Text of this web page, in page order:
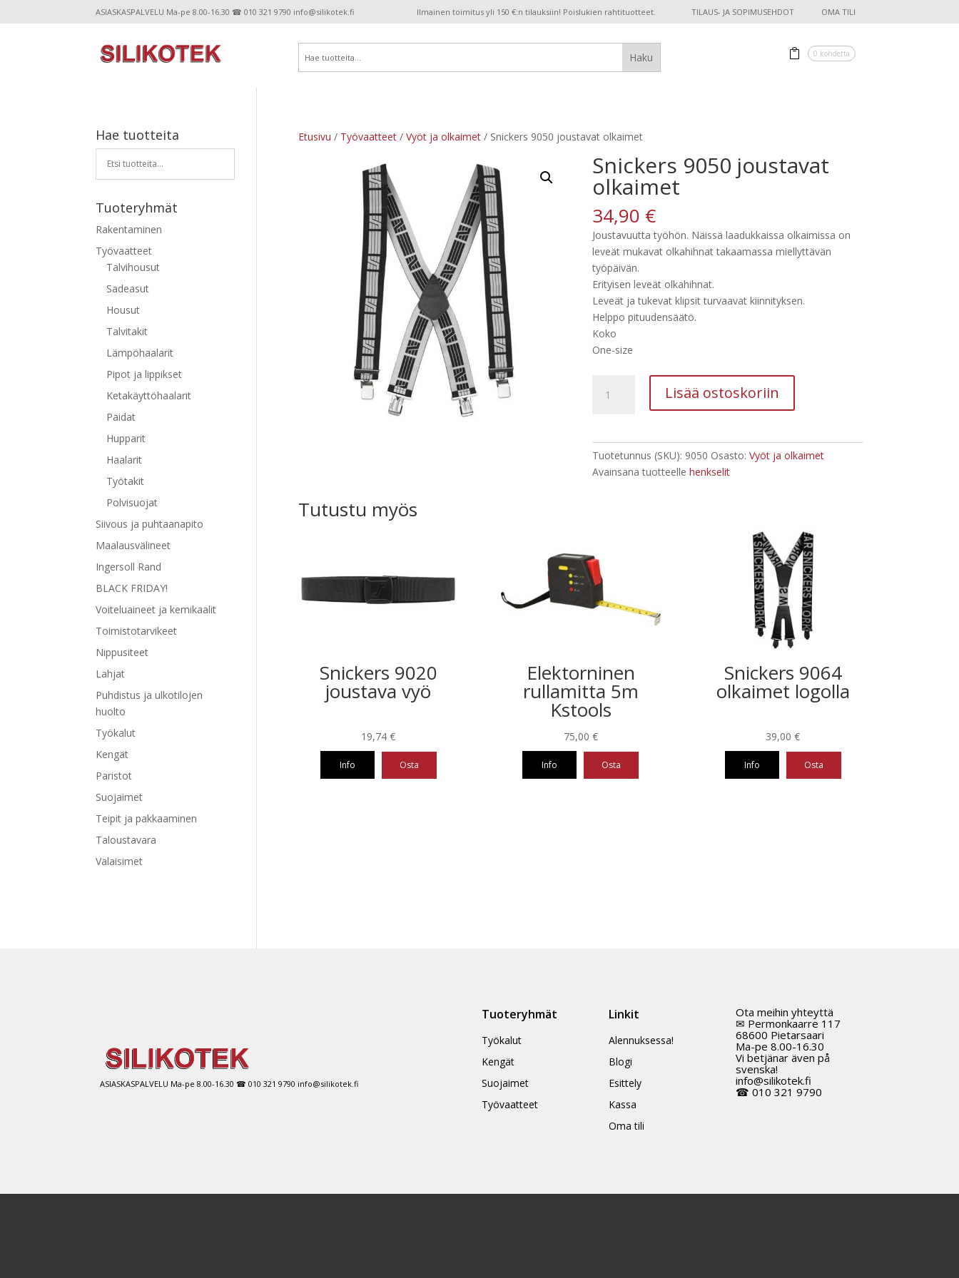
ASIASKASPALVELU Ma-pe 8.00-16.30 ☎ 010 321 9790 info@silikotek.fi Ilmainen toimitus yli 150 €:n tilauksiin! Poislukien rahtituotteet. TILAUS- JA SOPIMUSEHDOT OMA TILI
0 kohdetta
Etusivu / Työvaatteet/ Vyöt ja olkaimet/ Snickers 9050 joustavat olkaimet
Snickers 9050 joustavat
olkaimet
34,90 €
Joustavuutta työhön. Näissä laadukkaissa olkaimissa on
leveät mukavat olkahihnat takaamassa miellyttävän
työpäivän.
Erityisen leveät olkahihnat.
Leveät ja tukevat klipsit turvaavat kiinnityksen.
Helppo pituudensäätö.
Koko
One-size
9050
Lisää ostoskoriin
Tuotetunnus (SKU): 9050 Osasto: Vyöt ja olkaimet
Avainsana tuotteelle henkselit
Tutustu myös
Snickers 9020
joustava vyö
19,74€
Info Osta
Elektorninen
rullamitta 5m
Kstools
75,00 €
Info Osta
Snickers 9064
olkaimet logolla
39,00€
Info Osta
Hae tuotteita
Tuoteryhmät
Rakentaminen
Työvaatteet
Talvihousut
Sadeasut
Housut
Talvitakit
Lämpöhaalarit
Pipot ja lippikset
Ketakäyttöhaalarit
Paidat
Hupparit
Haalarit
Työtakit
Polvisuojat
Siivous ja puhtaanapito
Maalausvälineet
Ingersoll Rand
BLACK FRIDAY!
Voiteluaineet ja kemikaalit
Toimistotarvikeet
Nippusiteet
Lahjat
Puhdistus ja ulkotilojen
huolto
Työkalut
Kengät
Paristot
Suojaimet
Teipit ja pakkaaminen
Taloustavara
Valaisimet
ASIASKASPALVELU Ma-pe 8.00-16.30 ☎ 010 321 9790 info@silikotek.fi
Tuoteryhmät
Työkalut
Kengät
Suojaimet
Työvaatteet
Linkit
Alennuksessa!
Blogi
Esittely
Kassa
Oma tili
Ota meihin yhteyttä
✉ Permonkaarre 117
68600 Pietarsaari
Ma-pe 8.00-16.30
Vi betjänar även på
svenska!
info@silikotek.fi
☎ 010 321 9790